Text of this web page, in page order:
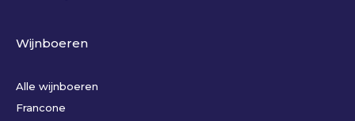
Wijnboeren
Alle wijnboeren
Francone